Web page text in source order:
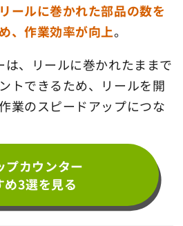
リールに巻かれた部品の数を
、作業効率が向上。
は、リールに巻かれたままで
トできるため、リールを開
業のスピードアップにつな
プカウンター
め3選を見る